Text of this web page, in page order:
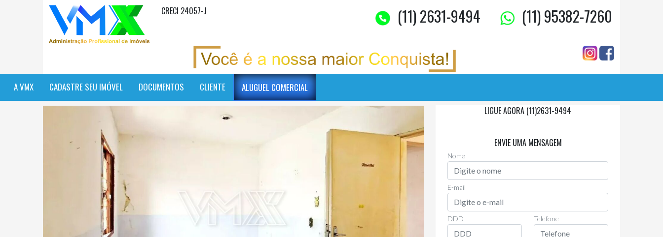
CRECI 24057-J (11) 2631-9494 (11) 95382-7260
A VMX CADASTRE SEU IMÓVEL DOCUMENTOS CLIENTE ALUGUEL COMERCIAL
LIGUE AGORA (11)2631-9494
ENVIE UMA MENSAGEM
Nome
E-mail
DDD Telefone